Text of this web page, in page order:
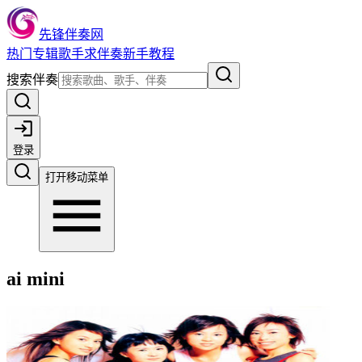
先锋伴奏网
热门 专辑歌手求伴奏新手教程
搜索伴奏
登录
打开移动菜单
ai mini